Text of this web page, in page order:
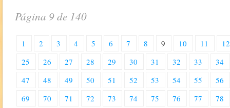
Página 9 de 140
1 2 3 4 5 6 7 8 9 10 11
12
25
26 27 28 29 30 31 32 33
34
47
48 49 50 51 52 53 54 55
56
69
70 71 72 73 74 75 76 77
78